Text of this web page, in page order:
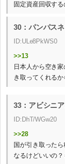
固定資産回収す
30：パンパス
ID:ULe8PkWS0
>>13
日本人から空き
き取ってくれる
33：アビシニ
ID:DhT/WGw20
>>28
国が引き取った
なるけどいいの